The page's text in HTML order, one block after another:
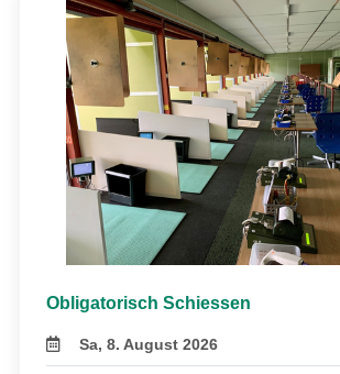
Obligatorisch Schiessen
Sa, 8. August 2026